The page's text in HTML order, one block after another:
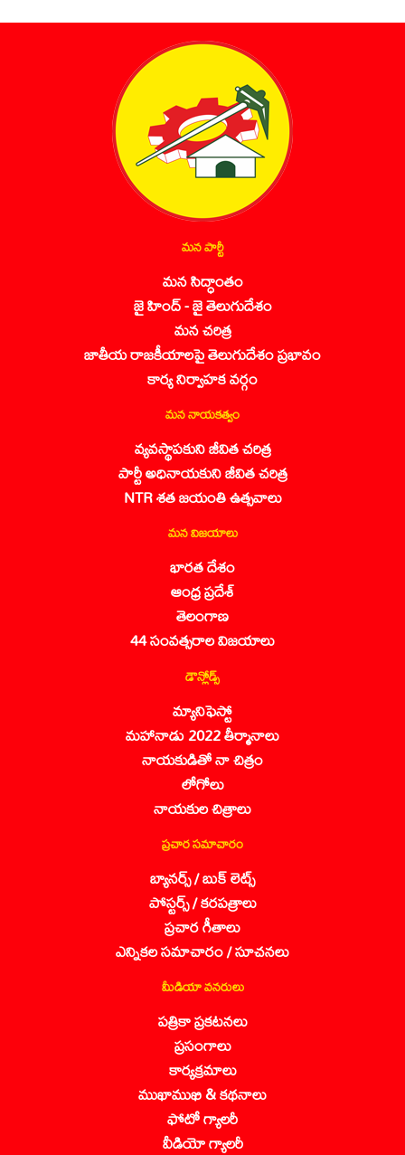
మన పార్టీ
మన సిద్ధాంతం
జై హింద్ - జై తెలుగుదేశం
మన చరిత్ర
జాతీయ రాజకీయాలపై తెలుగుదేశం ప్రభావం
కార్య నిర్వాహక వర్గం
మన నాయకత్వం
వ్యవస్థాపకుని జీవిత చరిత్ర
పార్టీ అధినాయకుని జీవిత చరిత్ర
NTR శత జయంతి ఉత్సవాలు
మన విజయాలు
భారత దేశం
ఆంధ్ర ప్రదేశ్
తెలంగాణ
44 సంవత్సరాల విజయాలు
డౌన్లోడ్స్
మ్యానిఫెస్టో
మహానాడు 2022 తీర్మానాలు
నాయకుడితో నా చిత్రం
లోగోలు
నాయకుల చిత్రాలు
ప్రచార సమాచారం
బ్యానర్స్ / బుక్ లెట్స్
పోస్టర్స్ / కరపత్రాలు
ప్రచార గీతాలు
ఎన్నికల సమాచారం / సూచనలు
మీడియా వనరులు
పత్రికా ప్రకటనలు
ప్రసంగాలు
కార్యక్రమాలు
ముఖాముఖి & కథనాలు
ఫోటో గ్యాలరీ
వీడియో గ్యాలరీ